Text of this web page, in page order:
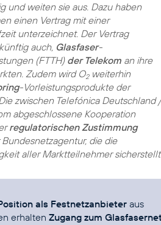
und weiten sie aus. Dazu haben
einen Vertrag mit einer
unterzeichnet. Der Vertrag
auch, Glasfaser-
(FTTH) der Telekom an ihre
Zudem wird O2weiterhin
-Vorleistungsprodukte der
zwischen Telefónica Deutschland /
abgeschlossene Kooperation
regulatorischen Zustimmung
die die
aller Marktteilnehmer
als Festnetzanbieter aus
erhalten Zugang zum